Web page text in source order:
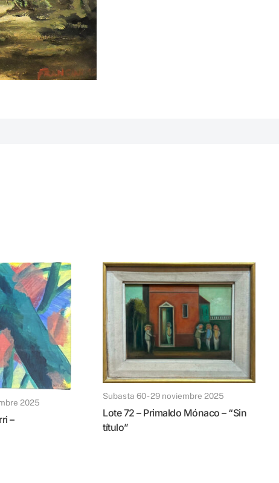
2025
Subasta 60 - 29 noviembre 2025
Lote 72 – Primaldo Mónaco – “Sin
título”